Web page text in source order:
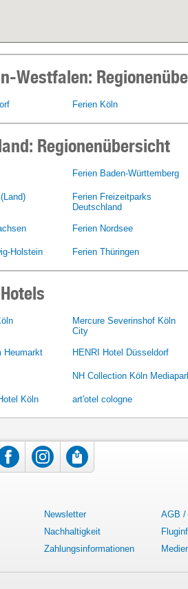
Westfalen:
Ferien Köln
Regionenübersicht
Ferien Baden-Württemberg
Ferien Freizeitparks
Deutschland
Ferien Nordsee
Holstein Ferien Thüringen
Mercure Severinshof Köln
City
Heumarkt HENRI Hotel Düsseldorf
NH Collection Köln
Köln art'otel cologne
Newsletter AGB /
Nachhaltigkeit
Zahlungsinformationen